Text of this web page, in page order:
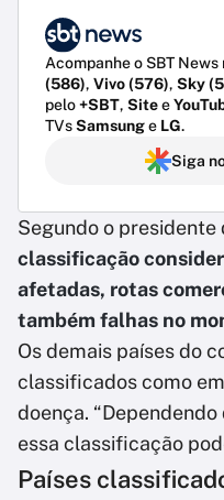
Acompanhe o SBT
(586), Vivo (576), Sky
pelo+SBT, Sitee
TVsSamsunge LG.
Siga
Segundo o presidente
classificação
afetadas, rotas
também falhas no
Os demais países do
classificados como
doença.
essa classificação
Países